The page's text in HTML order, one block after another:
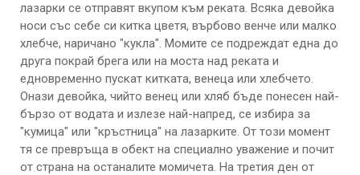
лазарки се отправят вкупом към реката. Всяка девойка
носи със себе си китка цветя, върбово венче или малко
хлебче, наричано "кукла". Момите се подреждат една до
друга покрай брега или на моста над реката и
едновременно пускат китката, венеца или хлебчето.
Онази девойка, чийто венец или хляб бъде понесен най-
бързо от водата и излезе най-напред, се избира за
"кумица" или "кръстница" на лазарките. От този момент
тя се превръща в обект на специално уважение и почит
от страна на останалите момичета. На третия ден от